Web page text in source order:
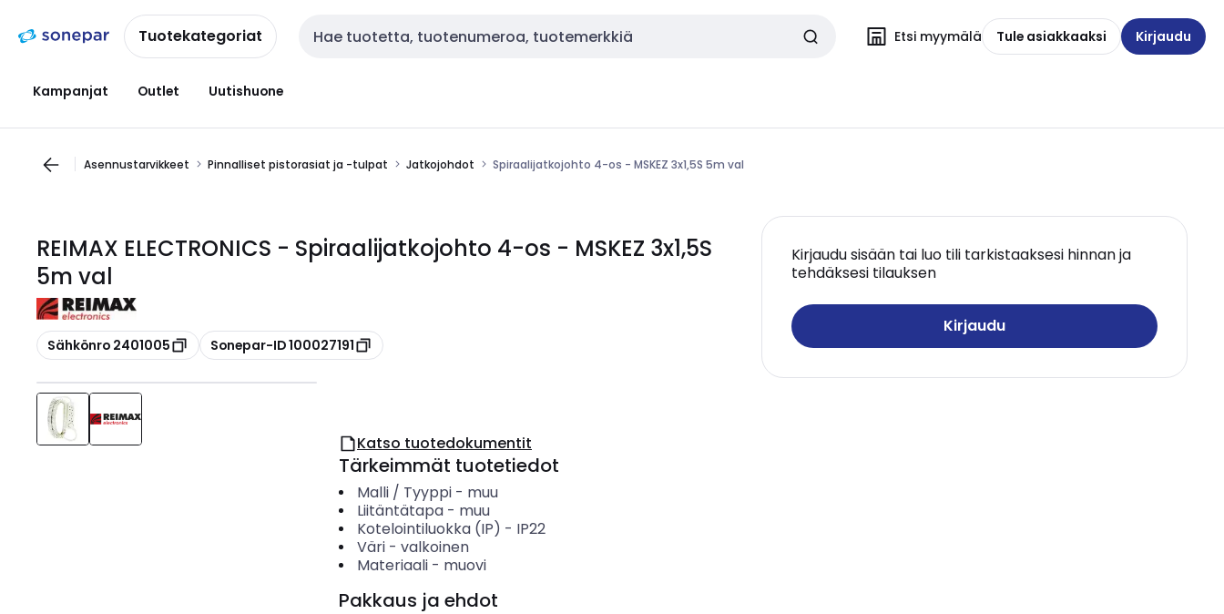
navigointiinsisältöönTuotekategoriat Haku Etsi myymälä Tule asiakkaaksi Kirjaudu
Kampanjat Outlet Uutishuone
Asennustarvikkeet Pinnalliset pistorasiat ja -tulpat Jatkojohdot Spiraalijatkojohto 4-os - MSKEZ 3x1,5S 5m val
REIMAX ELECTRONICS - Spiraalijatkojohto 4-os - MSKEZ 3x1,5S
5m val
Kopioi
Sähkönro 2401005 Kopioi
Sonepar-ID 100027191
Kirjaudu sisään tai luo tili tarkistaaksesi hinnan ja
tehdäksesi tilauksen
Kirjaudu
Katso tuotedokumentit
Tärkeimmät tuotetiedot
Malli / Tyyppi- muu
Liitäntätapa- muu
Kotelointiluokka (IP) - IP22
Väri- valkoinen
Materiaali- muovi
Pakkaus ja ehdot